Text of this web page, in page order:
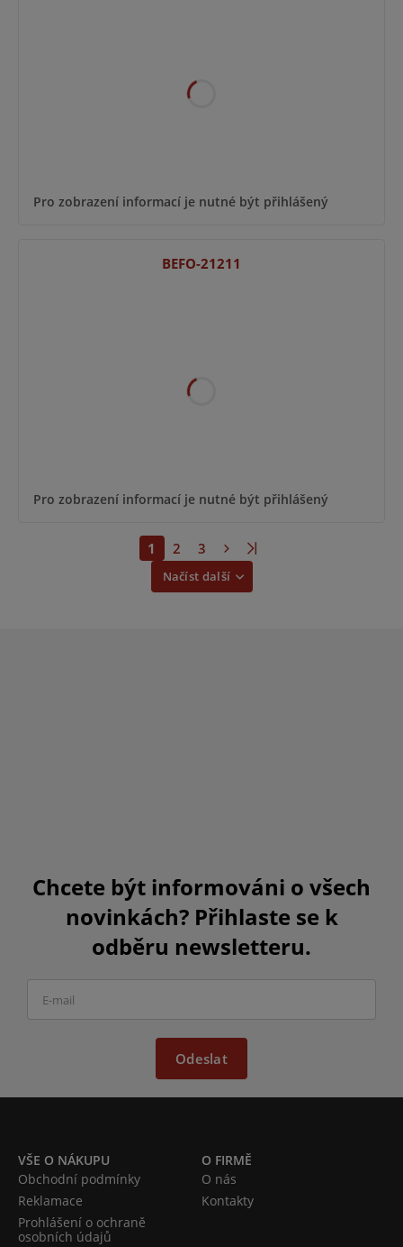
Pro zobrazení informací je nutné být přihlášený
BEFO-21211
Pro zobrazení informací je nutné být přihlášený
Načíst další
1 2 3
Chcete být informováni o všech
novinkách? Přihlaste se k
odběru newsletteru.
Odeslat
VŠE O NÁKUPU
Obchodní podmínky
Reklamace
Prohlášení o ochraně
osobních údajů
O FIRMĚ
O nás
Kontakty